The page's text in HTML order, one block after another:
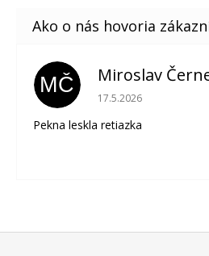
MČ Miroslav
Hodnotenie obchodu
17.5.2026
Pekna leskla retiazka
Z